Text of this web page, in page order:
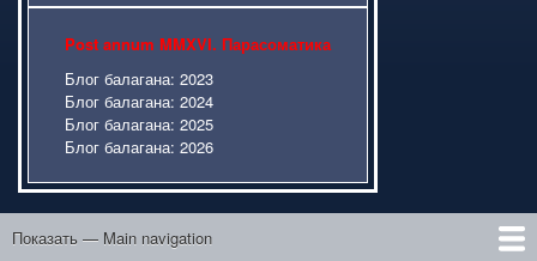
Post annum MMXVI. Парасоматика
Блог балагана: 2023
Блог балагана: 2024
Блог балагана: 2025
Блог балагана: 2026
Main
Показать — Main navigation